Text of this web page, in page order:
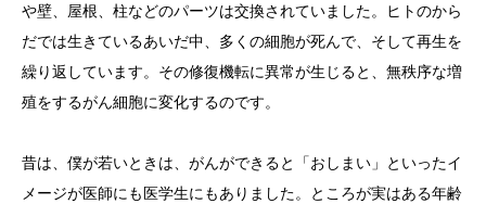
や壁、屋根、柱などのパーツは交換されていました。ヒトのから
だでは生きているあいだ中、多くの細胞が死んで、そして再生を
繰り返しています。その修復機転に異常が生じると、無秩序な増
殖をするがん細胞に変化するのです。
昔は、僕が若いときは、がんができると「おしまい」といったイ
メージが医師にも医学生にもありました。ところが実はある年齢